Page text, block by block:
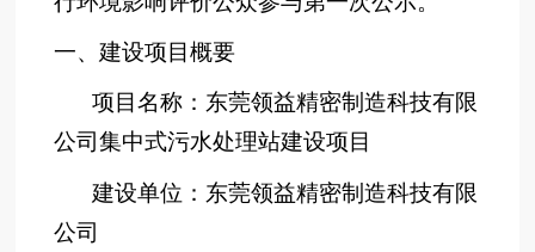
一、建设项目概要
项目名称：东莞领益精密制造科技有限
公司集中式污水处理站建设项目
建设单位：东莞领益精密制造科技有限
公司